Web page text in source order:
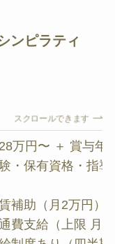
ンピラティ
スクロールできます
万円〜 ＋ 賞与年
験・保有資格・指
補助（月2万円）
費支給（上限 月